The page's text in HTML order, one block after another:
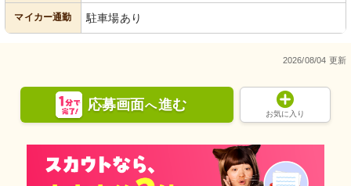
マイカー通勤 駐車場あり
2026/08/04 更新
応募画面へ進む
お気に入り